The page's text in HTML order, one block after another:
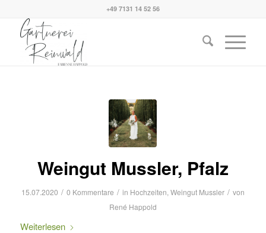
+49 7131 14 52 56
Weingut Mussler, Pfalz
15.07.2020 / 0 Kommentare / in Hochzeiten, Weingut Mussler / von
René Happold
Weiterlesen